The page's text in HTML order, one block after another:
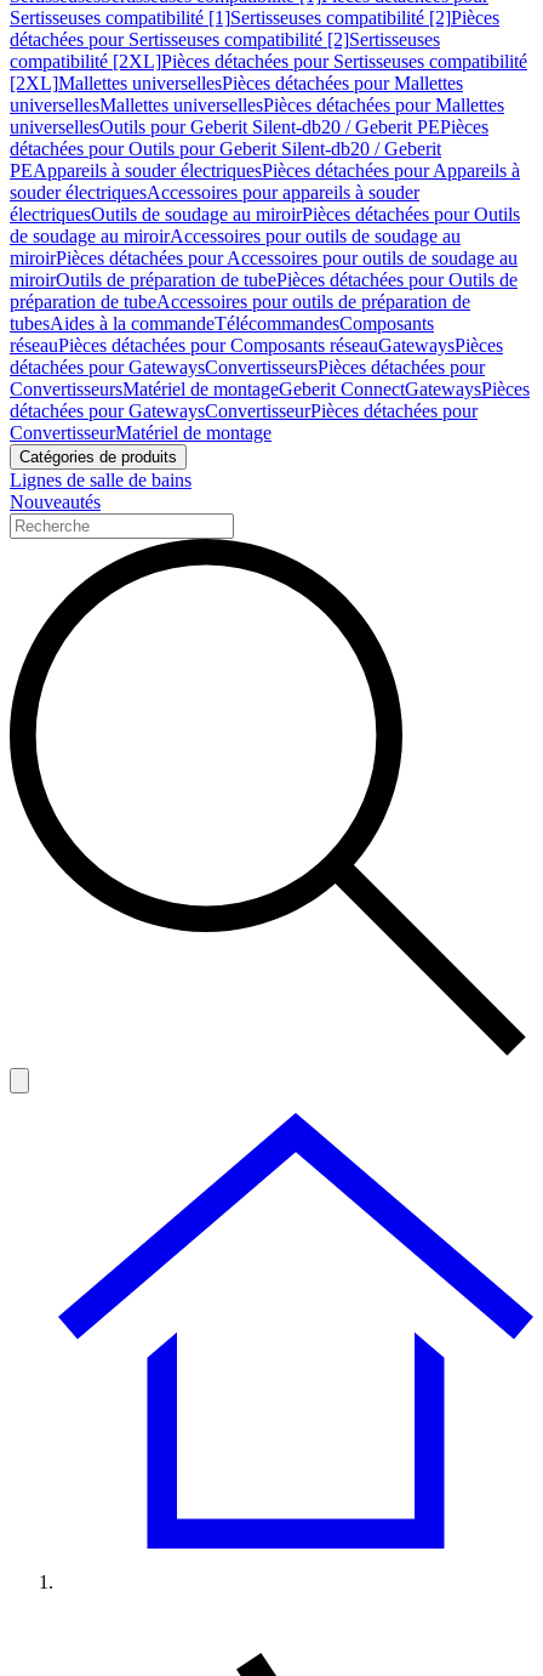
Sertisseuses compatibilité [1]Sertisseuses compatibilité [2]Pièces
détachées pour Sertisseuses compatibilité [2]Sertisseuses
compatibilité [2XL]Pièces détachées pour Sertisseuses compatibilité
[2XL]Mallettes universellesPièces détachées pour Mallettes
universellesMallettes universellesPièces détachées pour Mallettes
universellesOutils pour Geberit Silent-db20 / Geberit PEPièces
détachées pour Outils pour Geberit Silent-db20 / Geberit
PEAppareils à souder électriquesPièces détachées pour Appareils à
souder électriquesAccessoires pour appareils à souder
électriquesOutils de soudage au miroirPièces détachées pour Outils
de soudage au miroirAccessoires pour outils de soudage au
miroirPièces détachées pour Accessoires pour outils de soudage au
miroirOutils de préparation de tubePièces détachées pour Outils de
préparation de tubeAccessoires pour outils de préparation de
tubesAides à la commandeTélécommandesComposants
réseauPièces détachées pour Composants réseauGatewaysPièces
détachées pour GatewaysConvertisseursPièces détachées pour
ConvertisseursMatériel de montageGeberit ConnectGatewaysPièces
détachées pour GatewaysConvertisseurPièces détachées pour
ConvertisseurMatériel de montage
Catégories de produits
Lignes de salle de bains
Nouveautés